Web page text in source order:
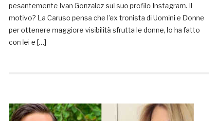
pesantemente Ivan Gonzalez sul suo profilo Instagram. Il
motivo? La Caruso pensa che l’ex tronista di Uomini e Donne
per ottenere maggiore visibilità sfrutta le donne, lo ha fatto
con lei e […]